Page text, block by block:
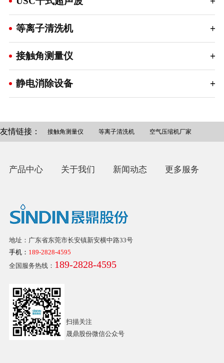
等离子清洗机
接触角测量仪
静电消除设备
友情链接： 接触角测量仪 等离子清洗机 空气压缩机厂家
产品中心 关于我们 新闻动态 更多服务
地址：广东省东莞市长安镇新安横中路33号
手机： 189-2828-4595
全国服务热线： 189-2828-4595
扫描关注
晟鼎股份微信公众号